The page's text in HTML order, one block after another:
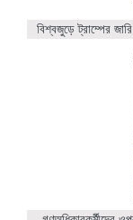
বিশ্বজুড়ে ট্রাম্পের